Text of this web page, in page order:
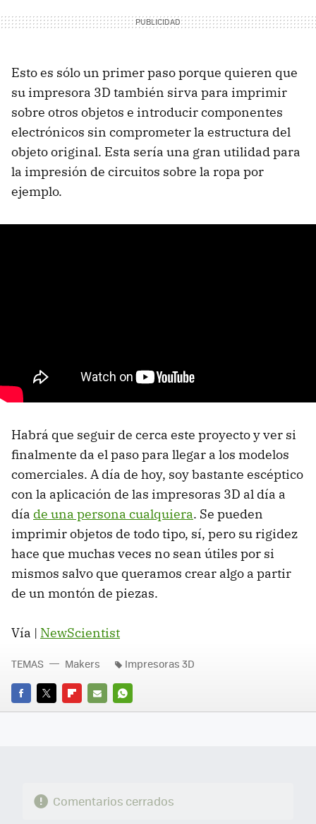
Esto es sólo un primer paso porque quieren que
su impresora 3D también sirva para imprimir
sobre otros objetos e introducir componentes
electrónicos sin comprometer la estructura del
objeto original. Esta sería una gran utilidad para
la impresión de circuitos sobre la ropa por
ejemplo.
Habrá que seguir de cerca este proyecto y ver si
finalmente da el paso para llegar a los modelos
comerciales. A día de hoy, soy bastante escéptico
con la aplicación de las impresoras 3D al día a
día de una persona cualquiera. Se pueden
imprimir objetos de todo tipo, sí, pero su rigidez
hace que muchas veces no sean útiles por si
mismos salvo que queramos crear algo a partir
de un montón de piezas.
Vía | NewScientist
FACEBOOK
TWITTERFLIPBOARD
E-
WHATSAPP
TEMAS Makers Impresoras 3D
Comentarios cerrados